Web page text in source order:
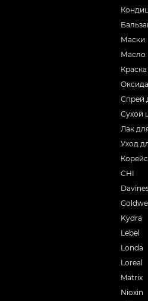
Маски
Масло
Спрей
Сухой
Лак
Уход
CHI
Goldwell
Kydra
Lebel
Londa
Loreal
Matrix
Nioxin